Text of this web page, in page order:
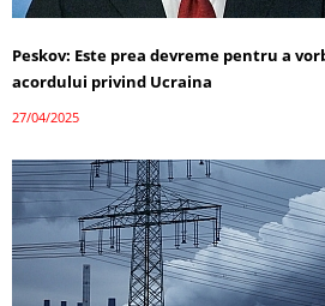
Peskov: Este prea devreme pentru a
acordului privind Ucraina
27/04/2025